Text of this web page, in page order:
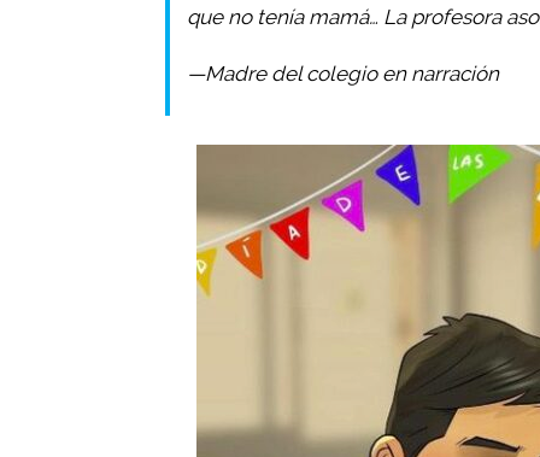
que no tenía mamá… La profesora
—Madre del colegio en narración